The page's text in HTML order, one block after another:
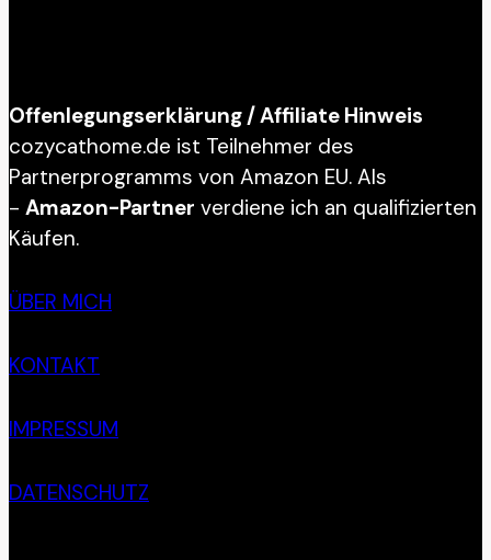
Offenlegungserklärung / Affiliate Hinweis
cozycathome.de ist Teilnehmer des
Partnerprogramms von Amazon EU. Als
- Amazon-Partner verdiene ich an qualifizierten
Käufen.
ÜBER MICH
KONTAKT
IMPRESSUM
DATENSCHUTZ